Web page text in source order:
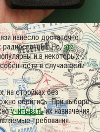
нанесло достаточно
радиостанций. Но,эти
и в некоторых
в случае если
на стройках без
обойтись. При выборе
учитыватьих назначения,
требования.